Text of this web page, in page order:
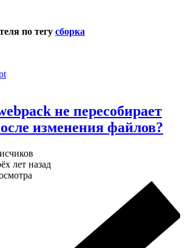
по тегу сборка
не пересобирает
изменения файлов?
лет назад